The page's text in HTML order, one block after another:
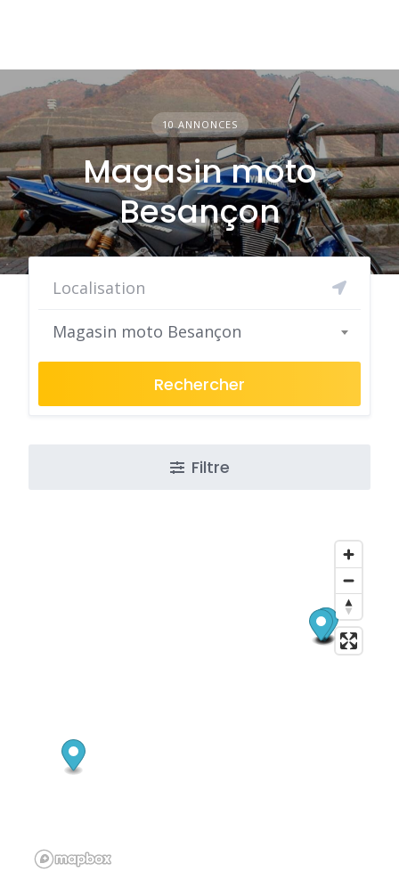
10 ANNONCES
Magasin moto
Besançon
Magasin moto Besançon
Rechercher
Filtre